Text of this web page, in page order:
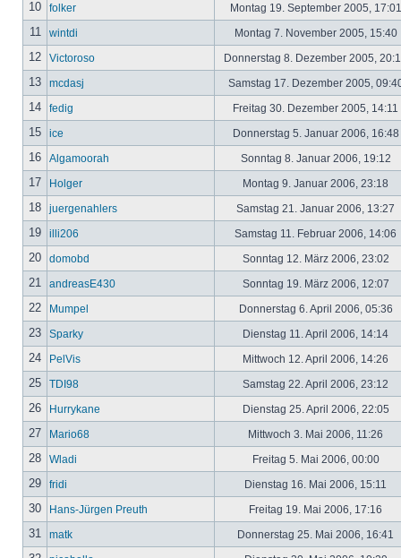
10 folker Montag 19. September 2005,
11 wintdi Montag 7. November 2005, 15:40
12 Victoroso Donnerstag 8. Dezember 2005,
13 mcdasj Samstag 17. Dezember 2005,
14 fedig Freitag 30. Dezember 2005, 14:11
15 ice Donnerstag 5. Januar 2006, 16:48
16 Algamoorah Sonntag 8. Januar 2006, 19:12
17 Holger Montag 9. Januar 2006, 23:18
18 juergenahlers Samstag 21. Januar 2006, 13:27
19 illi206 Samstag 11. Februar 2006, 14:06
20 domobd Sonntag 12. März 2006, 23:02
21 andreasE430 Sonntag 19. März 2006, 12:07
22 Mumpel Donnerstag 6. April 2006, 05:36
23 Sparky Dienstag 11. April 2006, 14:14
24 PelVis Mittwoch 12. April 2006, 14:26
25 TDI98 Samstag 22. April 2006, 23:12
26 Hurrykane Dienstag 25. April 2006, 22:05
27 Mario68 Mittwoch 3. Mai 2006, 11:26
28 Wladi Freitag 5. Mai 2006, 00:00
29 fridi Dienstag 16. Mai 2006, 15:11
30 Hans-Jürgen Preuth Freitag 19. Mai 2006, 17:16
31 matk Donnerstag 25. Mai 2006, 16:41